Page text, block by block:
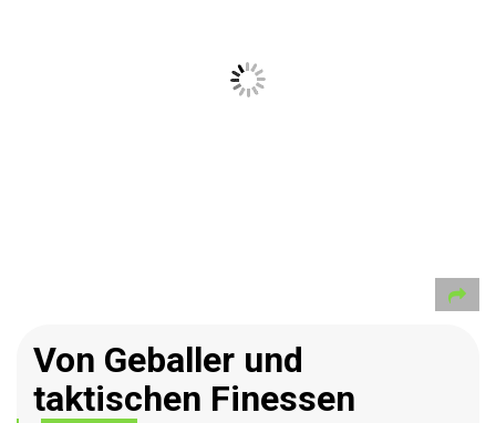
Von Geballer und
taktischen Finessen